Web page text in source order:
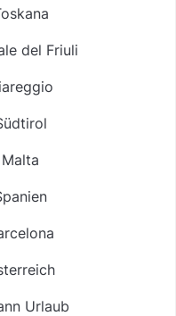
del Friuli
Urlaub